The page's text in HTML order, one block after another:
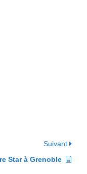
Suivant
Star à Grenoble